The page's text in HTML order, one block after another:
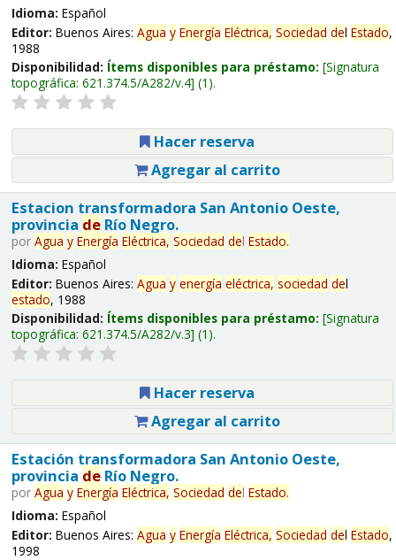
Idioma: Español
Editor: Buenos Aires: Agua y Energía Eléctrica, Sociedad del Estado,
1988
Disponibilidad: Ítems disponibles para préstamo: Signatura
topográfica: 621.374.5/A282/v.4 (1).
Hacer reserva
Agregar al carrito
Estacion transformadora San Antonio Oeste,
provincia deRío Negro.
por Agua y Energía Eléctrica, Sociedad del Estado.
Idioma: Español
Editor: Buenos Aires: Agua y energía eléctrica, sociedad del
estado, 1988
Disponibilidad: Ítems disponibles para préstamo: Signatura
topográfica: 621.374.5/A282/v.3 (1).
Hacer reserva
Agregar al carrito
Estación transformadora San Antonio Oeste,
provincia deRío Negro.
por Agua y Energía Eléctrica, Sociedad del Estado.
Idioma: Español
Editor: Buenos Aires: Agua y Energía Eléctrica, Sociedad del Estado,
1998